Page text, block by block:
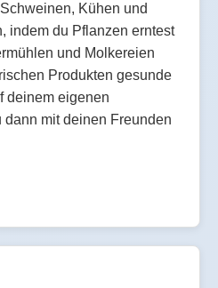
Kühen und
indem du Pflanzen erntest
und Molkereien
Produkten gesunde
deinem eigenen
dann mit deinen Freunden